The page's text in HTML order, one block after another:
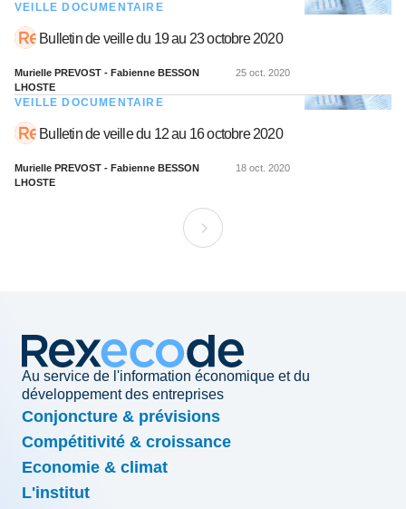
VEILLE DOCUMENTAIRE
Bulletin de veille du 19 au 23 octobre 2020
Murielle PREVOST - Fabienne BESSON
LHOSTE
25 oct. 2020
VEILLE DOCUMENTAIRE
Bulletin de veille du 12 au 16 octobre 2020
Murielle PREVOST - Fabienne BESSON
LHOSTE
18 oct. 2020
Au service de l'information économique et du
développement des entreprises
Conjoncture & prévisions
Compétitivité & croissance
Economie & climat
L'institut